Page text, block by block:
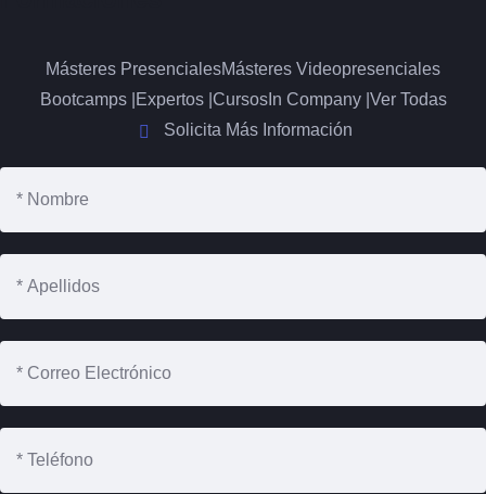
Másteres PresencialesMásteres Videopresenciales
Bootcamps | Expertos | CursosIn Company | Ver Todas
Solicita Más Información